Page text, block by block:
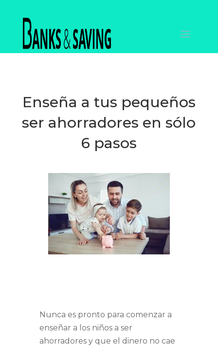
Enseña a tus pequeños
ser ahorradores en sólo
6 pasos
Nunca es pronto para comenzar a
enseñar a los niños a ser
ahorradores y que el dinero no cae